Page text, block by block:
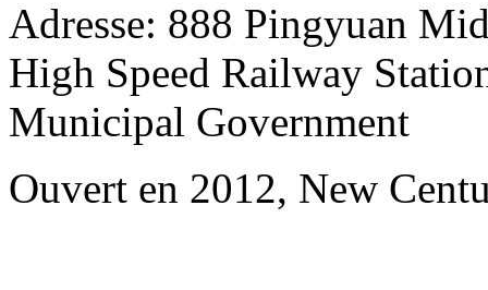
Adresse: 888 Pingyuan
High Speed Railway
Municipal Government
Ouvert en 2012, New